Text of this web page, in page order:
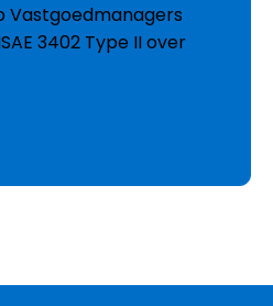
Vastgoedmanagers
3402 Type II over